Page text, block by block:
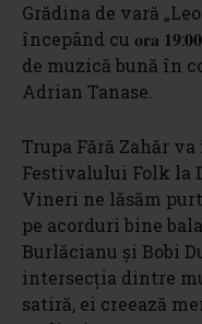
Grădina de vară
începând cu 𝐨𝐫𝐚
de muzică bună în
Adrian Tanase.
Trupa Fără Zahăr
Festivalului Folk la
Vineri ne lăsăm
pe acorduri bine
Burlăcianu și Bobi
intersecţia dintre
satiră, ei creează